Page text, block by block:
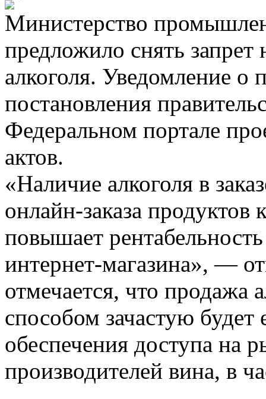
Министерство
предложило снять
алкоголя. Уведомление о
постановления
Федеральном портале
актов.
«Наличие алкоголя в
онлайн-заказа продуктов
повышает
интернет-магазина», —
отмечается, что продажа
способом зачастую
обеспечения доступа на
производителей вина, в